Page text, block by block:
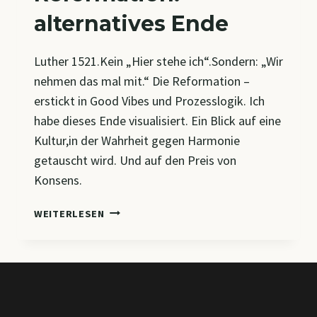
alternatives Ende
Luther 1521.Kein „Hier stehe ich“.Sondern: „Wir
nehmen das mal mit.“ Die Reformation –
erstickt in Good Vibes und Prozesslogik. Ich
habe dieses Ende visualisiert. Ein Blick auf eine
Kultur,in der Wahrheit gegen Harmonie
getauscht wird. Und auf den Preis von
Konsens.
WEITERLESEN REFORMATION: